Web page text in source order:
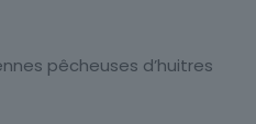
pêcheuses d’huitres